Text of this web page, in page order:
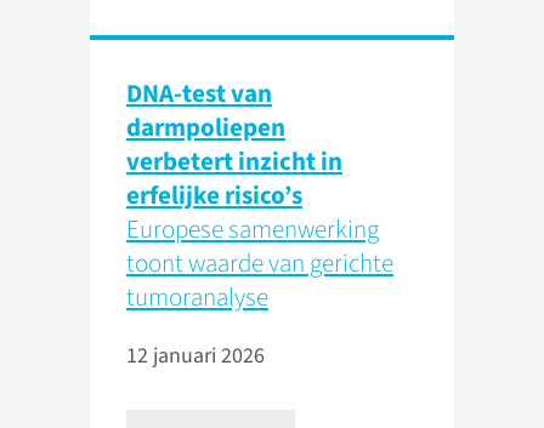
DNA-test van
darmpoliepen
verbetert inzicht in
erfelijke risico’s
Europese samenwerking
toont waarde van gerichte
tumoranalyse
12 januari 2026